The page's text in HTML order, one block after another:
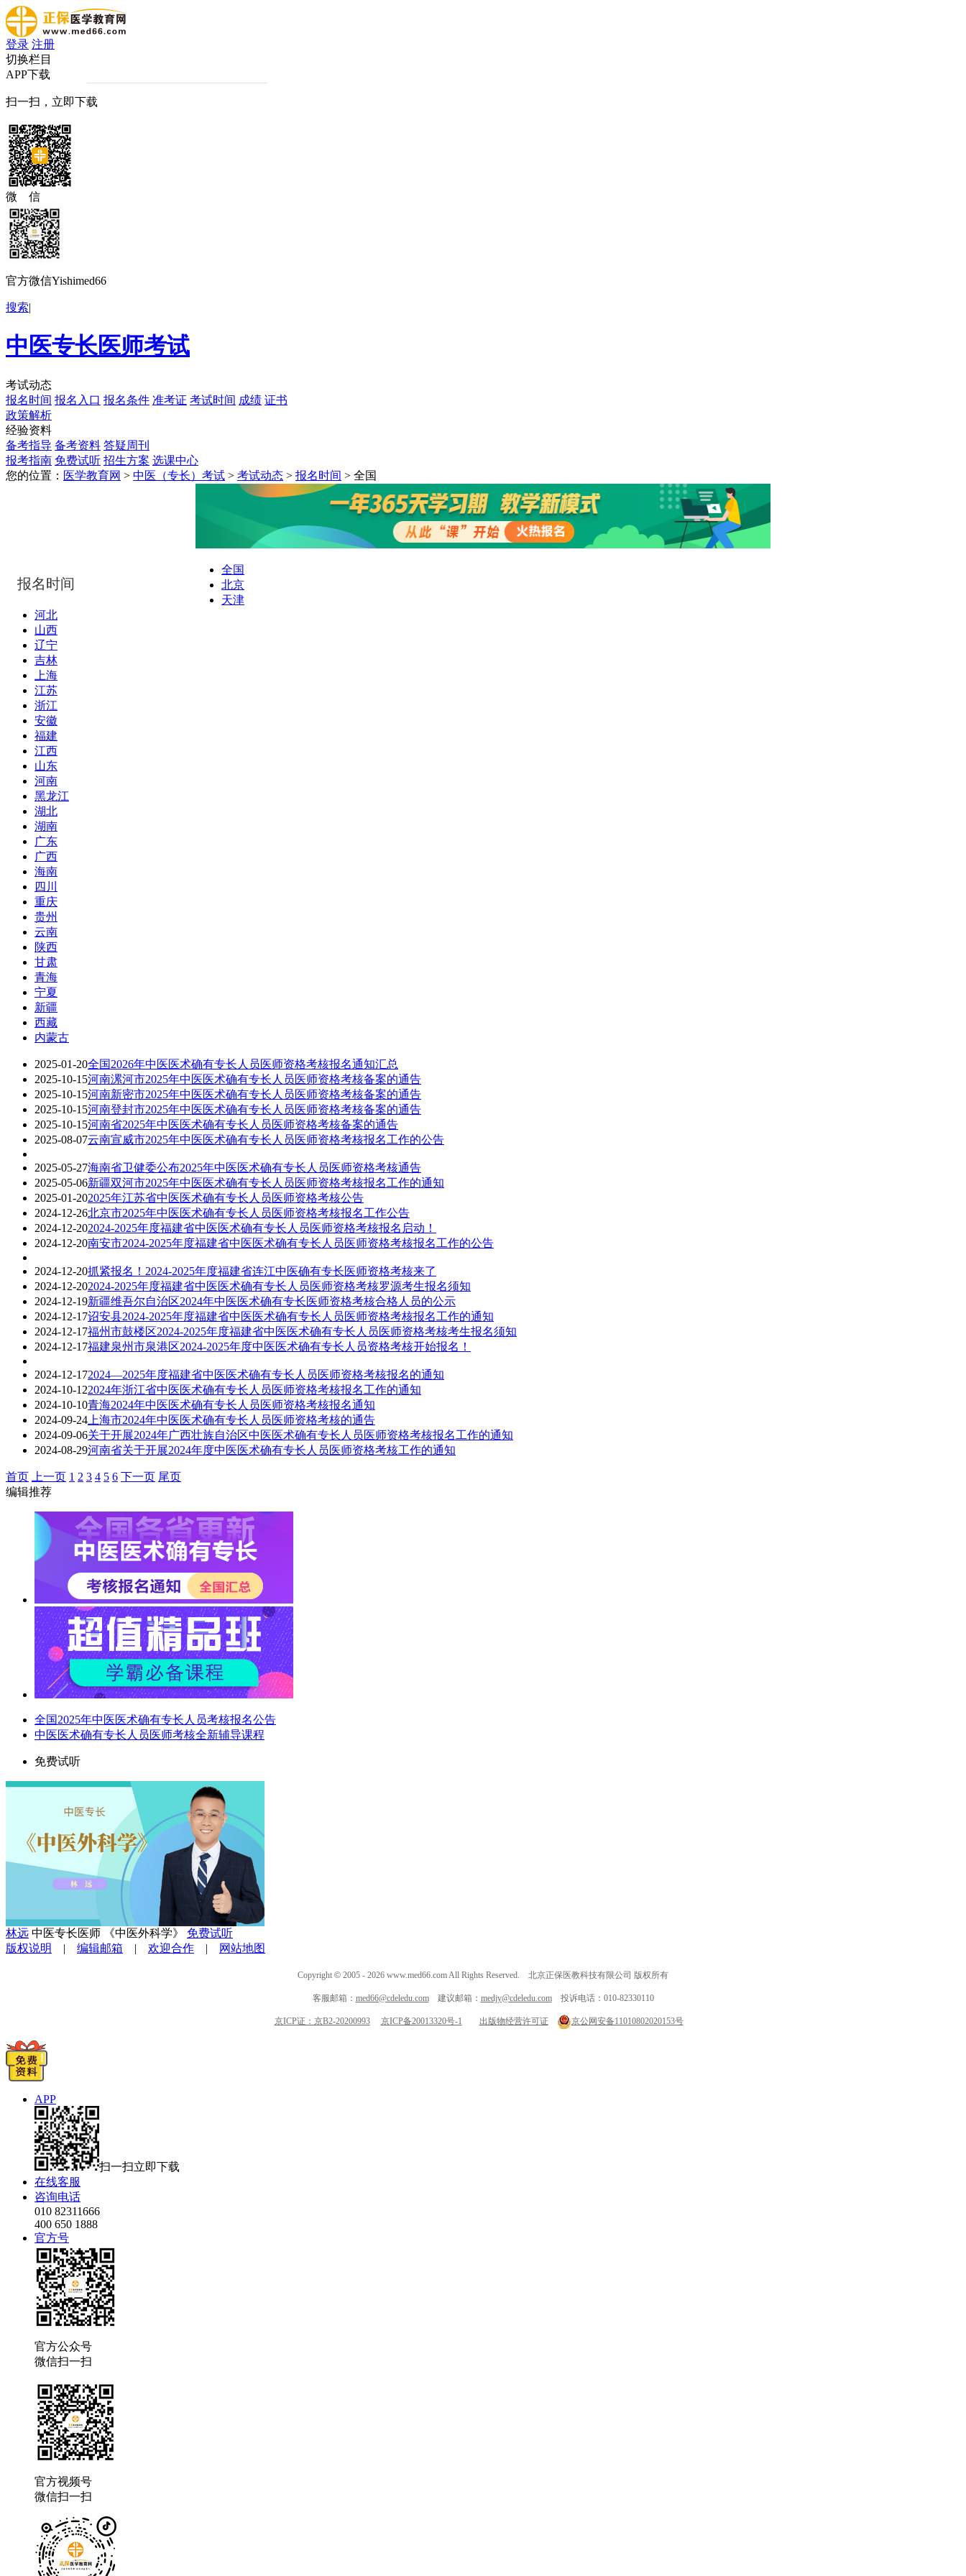
登录 注册
切换栏目
APP下载
扫一扫，立即下载
微 信
官方微信Yishimed66
搜索|
中医专长医师考试
考试动态
报名时间 报名入口 报名条件 准考证 考试时间 成绩 证书
政策解析
经验资料
备考指导 备考资料 答疑周刊
报考指南 免费试听 招生方案 选课中心
您的位置： 医学教育网 > 中医（专长）考试 > 考试动态 > 报名时间 > 全国
报名时间
全国
北京
天津
河北
山西
辽宁
吉林
上海
江苏
浙江
安徽
福建
江西
山东
河南
黑龙江
湖北
湖南
广东
广西
海南
四川
重庆
贵州
云南
陕西
甘肃
青海
宁夏
新疆
西藏
内蒙古
2025-01-20全国2026年中医医术确有专长人员医师资格考核报名通知汇总
2025-10-15河南漯河市2025年中医医术确有专长人员医师资格考核备案的通告
2025-10-15河南新密市2025年中医医术确有专长人员医师资格考核备案的通告
2025-10-15河南登封市2025年中医医术确有专长人员医师资格考核备案的通告
2025-10-15河南省2025年中医医术确有专长人员医师资格考核备案的通告
2025-08-07云南宣威市2025年中医医术确有专长人员医师资格考核报名工作的公告
2025-05-27海南省卫健委公布2025年中医医术确有专长人员医师资格考核通告
2025-05-06新疆双河市2025年中医医术确有专长人员医师资格考核报名工作的通知
2025-01-202025年江苏省中医医术确有专长人员医师资格考核公告
2024-12-26北京市2025年中医医术确有专长人员医师资格考核报名工作公告
2024-12-202024-2025年度福建省中医医术确有专长人员医师资格考核报名启动！
2024-12-20南安市2024-2025年度福建省中医医术确有专长人员医师资格考核报名工作的公告
2024-12-20抓紧报名！2024-2025年度福建省连江中医确有专长医师资格考核来了
2024-12-202024-2025年度福建省中医医术确有专长人员医师资格考核罗源考生报名须知
2024-12-19新疆维吾尔自治区2024年中医医术确有专长医师资格考核合格人员的公示
2024-12-17诏安县2024-2025年度福建省中医医术确有专长人员医师资格考核报名工作的通知
2024-12-17福州市鼓楼区2024-2025年度福建省中医医术确有专长人员医师资格考核考生报名须知
2024-12-17福建泉州市泉港区2024-2025年度中医医术确有专长人员资格考核开始报名！
2024-12-172024—2025年度福建省中医医术确有专长人员医师资格考核报名的通知
2024-10-122024年浙江省中医医术确有专长人员医师资格考核报名工作的通知
2024-10-10青海2024年中医医术确有专长人员医师资格考核报名通知
2024-09-24 上海市2024年中医医术确有专长人员医师资格考核的通告
2024-09-06关于开展2024年广西壮族自治区中医医术确有专长人员医师资格考核报名工作的通知
2024-08-29河南省关于开展2024年度中医医术确有专长人员医师资格考核工作的通知
首页 上一页 1 2 3 4 5 6 下一页 尾页
编辑推荐
全国2025年中医医术确有专长人员考核报名公告
中医医术确有专长人员医师考核全新辅导课程
免费试听
林远 中医专长医师 《中医外科学》
免费试听
版权说明
| 编辑邮箱 | 欢迎合作 | 网站地图
Copyright © 2005 - 2026 www.med66.com All Rights Reserved. 北京正保医教科技有限公司 版权所有
客服邮箱： med66@cdeledu.com建议邮箱： medjy@cdeledu.com投诉电话：010-82330110
京ICP证：京B2-20200993 京ICP备20013320号-1 出版物经营许可证 京公网安备11010802020153号
APP
扫一扫立即下载
在线客服
咨询电话
010 82311666
400 650 1888
官方号
官方公众号
微信扫一扫
官方视频号
微信扫一扫